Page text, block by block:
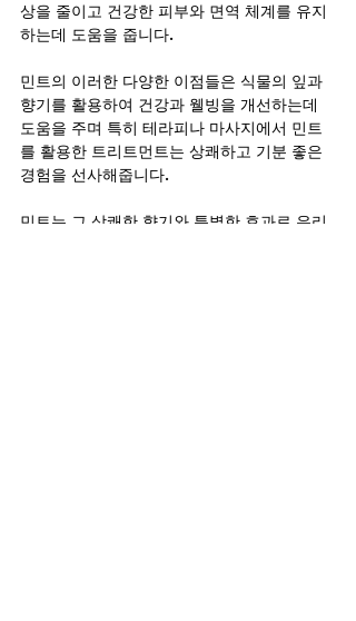
상을 줄이고 건강한 피부와 면역 체계를 유지
하는데 도움을 줍니다.
민트의 이러한 다양한 이점들은 식물의 잎과
향기를 활용하여 건강과 웰빙을 개선하는데
도움을 주며 특히 테라피나 마사지에서 민트
를 활용한 트리트먼트는 상쾌하고 기분 좋은
경험을 선사해줍니다.
민트는 그 상쾌한 향기와 특별한 효과로 우리